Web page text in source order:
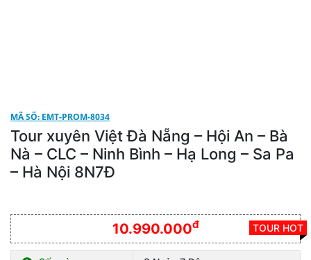
MÃ SỐ: EMT-PROM-8034
Tour xuyên Việt Đà Nẵng – Hội An – Bà
Nà – CLC – Ninh Bình – Hạ Long – Sa Pa
– Hà Nội 8N7Đ
10.990.000đ TOUR HOT